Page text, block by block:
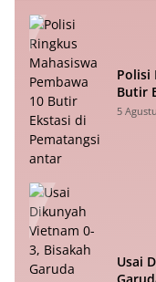
Polisi
Butir
5
Usai